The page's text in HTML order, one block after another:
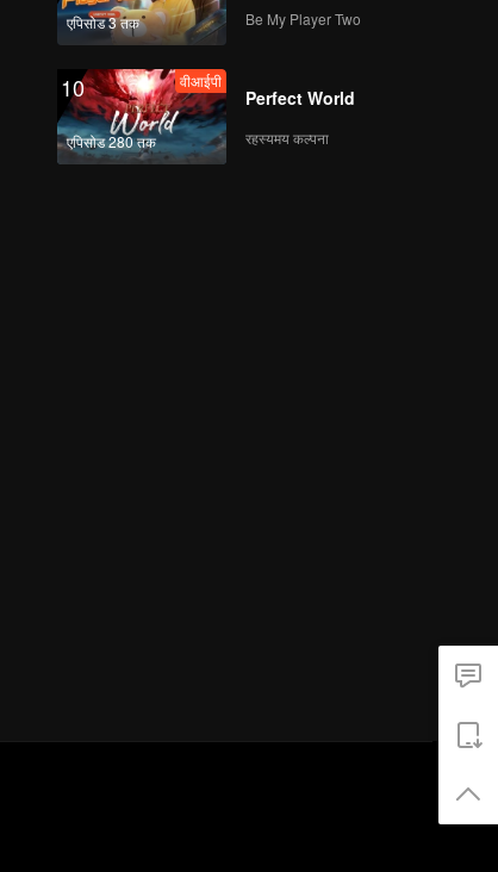
एपिसोड 3 तक Be My Player Two
10
एपिसोड 280 तक
वीआईपी
Perfect World
रहस्यमय कल्पना